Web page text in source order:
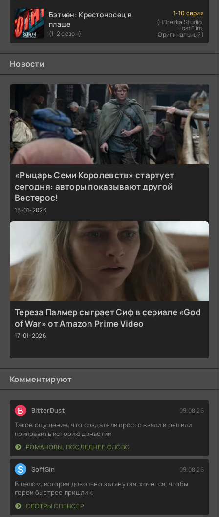
Бэтмен: Крестоносец в
плаще
(1-2 сезон)
1-10 серия
(HDrezka Studio,
LostFilm,
Оригинальный)
Новости
«Рыцарь Семи Королевств» стартует
сегодня: авторы показывают другой
Вестерос!
18-01-2026
Тереза Палмер сыграет Сиф в сериале «God
of War» от Amazon Prime Video
17-01-2026
Комментируют
B BitterDust 09.08.26
Такое ощущение, что создатели просто взяли и решили
приправить историю династии
РОМАНОВЫ. ПОСЛЕДНЕЕ СЛОВО
S SoftSin 09.08.26
В целом, история довольно затянутая, хочется, чтобы
герои быстрее пришли к
СЁСТРЫ СПЕНСЕР